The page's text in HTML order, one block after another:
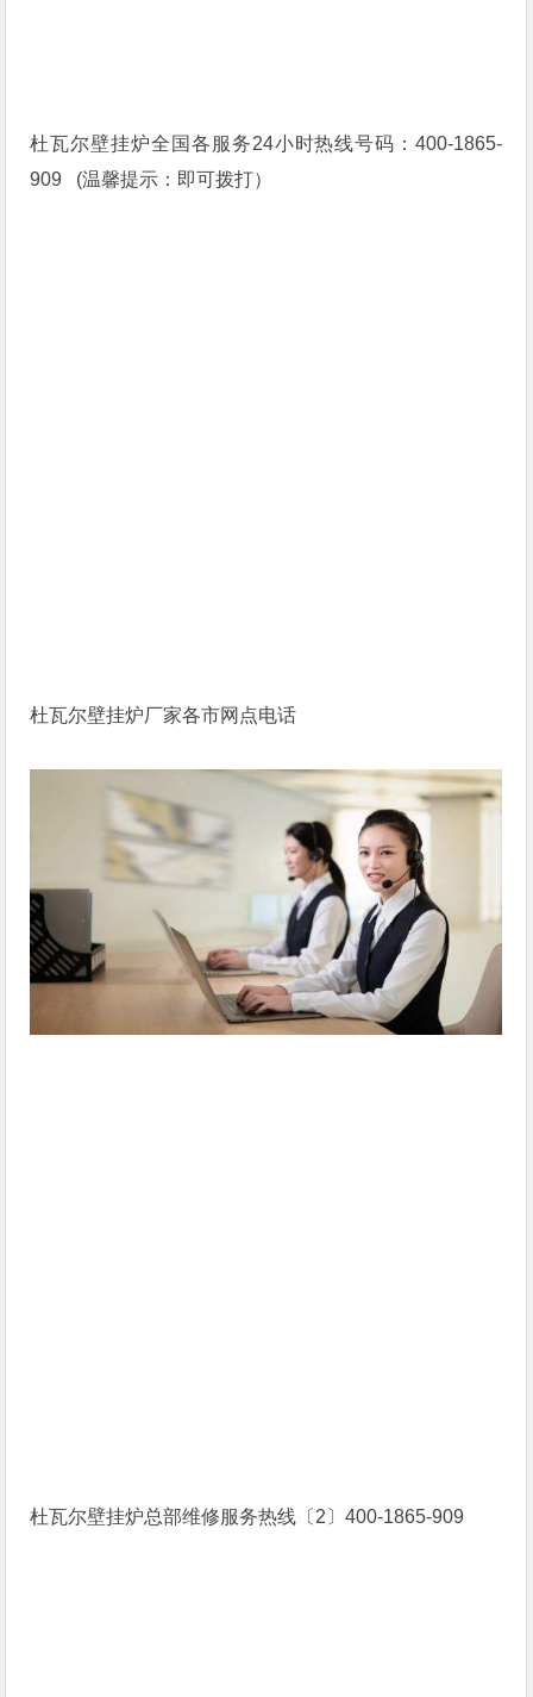
杜瓦尔壁挂炉全国各服务24小时热线号码：400-1865-
909 (温馨提示：即可拨打）
杜瓦尔壁挂炉厂家各市网点电话
杜瓦尔壁挂炉总部维修服务热线〔2〕400-1865-909